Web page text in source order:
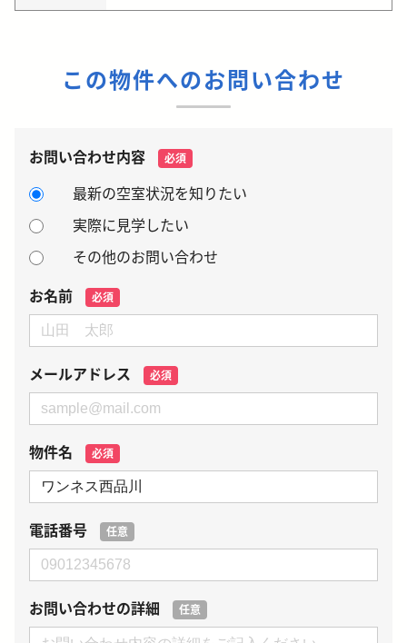
この物件へのお問い合わせ
お問い合わせ内容 必須
最新の空室状況を知りたい
実際に見学したい
その他のお問い合わせ
お名前
必須
メールアドレス 必須
物件名 必須
電話番号 任意
お問い合わせの詳細 任意